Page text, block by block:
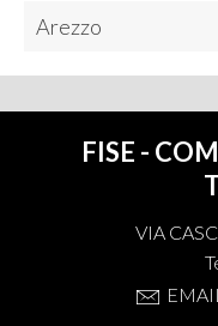
Arezzo
FISE -
VIA